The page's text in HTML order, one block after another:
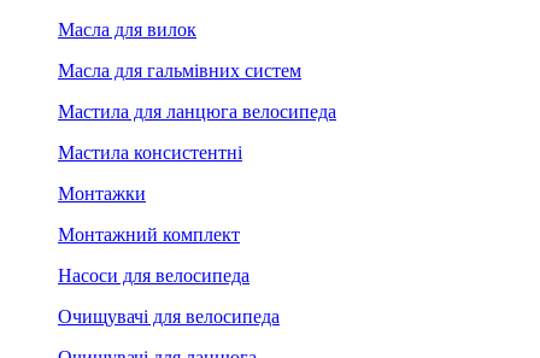
Масла для вилок
Масла для гальмівних систем
Мастила для ланцюга велосипеда
Мастила консистентні
Монтажки
Монтажний комплект
Насоси для велосипеда
Очищувачі для велосипеда